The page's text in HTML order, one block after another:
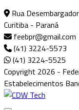
Rua
Curitiba - Paraná
feebpr@gmail.com
(41) 3224-5573
(41) 3224-5525
Copyright 2026 -
Estabelecimentos